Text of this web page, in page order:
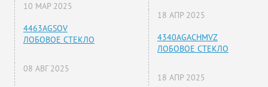
10 МАР 2025
4463AGSOV
ЛОБОВОЕ СТЕКЛО
08 АВГ 2025
18 АПР 2025
4340AGACHMVZ
ЛОБОВОЕ СТЕКЛО
18 АПР 2025